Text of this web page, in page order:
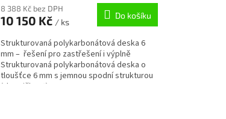
8 388 Kč bez DPH
10 150 Kč / ks
Do košíku
Strukturovaná polykarbonátová deska 6
mm – řešení pro zastřešení i výplně
Strukturovaná polykarbonátová deska o
tloušťce 6 mm s jemnou spodní strukturou
(„krupičkou“) ....